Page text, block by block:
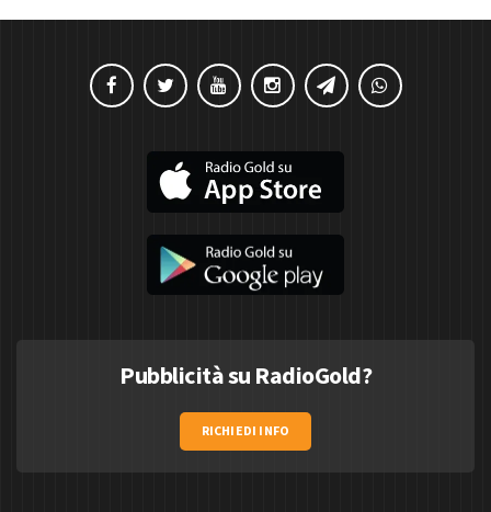
Pubblicità su RadioGold?
RICHIEDI INFO